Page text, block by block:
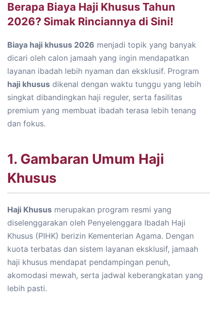
Berapa Biaya Haji Khusus Tahun
2026? Simak Rinciannya di Sini!
Biaya haji khusus 2026 menjadi topik yang banyak
dicari oleh calon jamaah yang ingin mendapatkan
layanan ibadah lebih nyaman dan eksklusif. Program
haji khusus dikenal dengan waktu tunggu yang lebih
singkat dibandingkan haji reguler, serta fasilitas
premium yang membuat ibadah terasa lebih tenang
dan fokus.
1. Gambaran Umum Haji
Khusus
Haji Khusus merupakan program resmi yang
diselenggarakan oleh Penyelenggara Ibadah Haji
Khusus (PIHK) berizin Kementerian Agama. Dengan
kuota terbatas dan sistem layanan eksklusif, jamaah
haji khusus mendapat pendampingan penuh,
akomodasi mewah, serta jadwal keberangkatan yang
lebih pasti.